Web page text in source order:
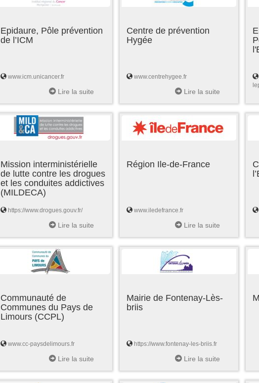
Epidaure, Pôle prévention
de l’ICM
www.icm.unicancer.fr
Lire la suite
Centre de prévention
Hygée
www.centrehygee.fr
Lire la suite
Mission interministérielle
de lutte contre les drogues
et les conduites addictives
(MILDECA)
https://www.drogues.gouv.fr/
Lire la suite
Région Ile-de-France
www.iledefrance.fr
Lire la suite
Communauté de
Communes du Pays de
Limours (CCPL)
www.cc-paysdelimours.fr
Lire la suite
Mairie de Fontenay-Lès-
briis
https://www.fontenay-les-briis.fr
Lire la suite